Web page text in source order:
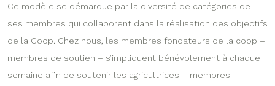
Ce modèle se démarque par la diversité de catégories de
ses membres qui collaborent dans la réalisation des objectifs
de la Coop. Chez nous, les membres fondateurs de la coop –
membres de soutien – s’impliquent bénévolement à chaque
semaine afin de soutenir les agricultrices – membres